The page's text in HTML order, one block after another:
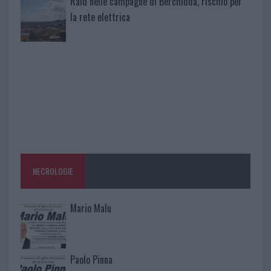
la rete elettrica
NECROLOGIE
Mario Malu
Paolo Pinna